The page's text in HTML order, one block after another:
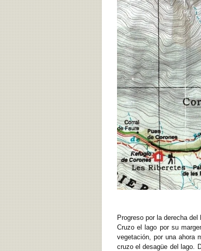
Progreso por la derecha
Cruzo el lago por su
vegetación, por una ahora
cruzo el desagüe del lago.